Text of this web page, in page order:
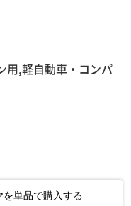
用,軽自動車・コンパ
を単品で購入する